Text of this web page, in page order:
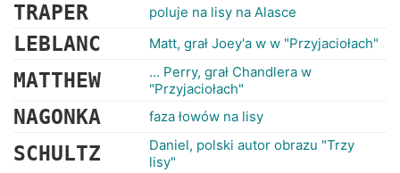
TRAPER poluje na lisy na Alasce
LEBLANC Matt, grał Joey'a w w "Przyjaciołach"
MATTHEW
... Perry, grał Chandlera w
"Przyjaciołach"
NAGONKA faza łowów na lisy
SCHULTZ
Daniel, polski autor obrazu "Trzy
lisy"